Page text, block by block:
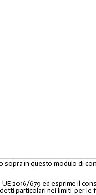
sopra in questo modulo di
2016/679 ed esprime il
particolari nei limiti, per le